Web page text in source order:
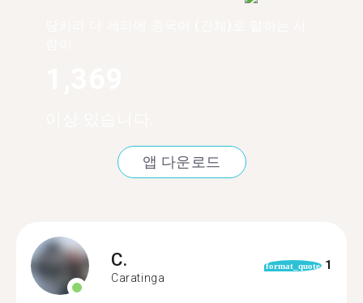
앱 다운로드
C.
Caratinga
format_quote 1